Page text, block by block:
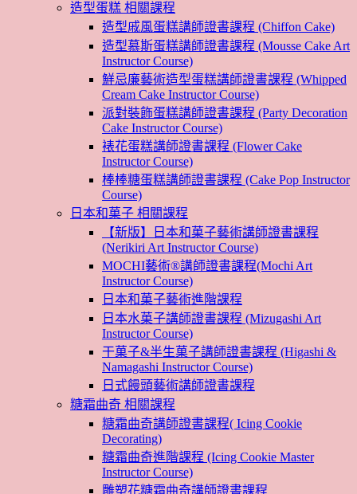
造型蛋糕 相關課程
造型戚風蛋糕講師證書課程 (Chiffon Cake)
造型慕斯蛋糕講師證書課程 (Mousse Cake Art
Instructor Course)
鮮忌廉藝術造型蛋糕講師證書課程 (Whipped
Cream Cake Instructor Course)
派對裝飾蛋糕講師證書課程 (Party Decoration
Cake Instructor Course)
裱花蛋糕講師證書課程 (Flower Cake
Instructor Course)
棒棒糖蛋糕講師證書課程 (Cake Pop Instructor
Course)
日本和菓子 相關課程
【新版】日本和菓子藝術講師證書課程
(Nerikiri Art Instructor Course)
MOCHI藝術®講師證書課程(Mochi Art
Instructor Course)
日本和菓子藝術進階課程
日本水菓子講師證書課程 (Mizugashi Art
Instructor Course)
干菓子&半生菓子講師證書課程 (Higashi &
Namagashi Instructor Course)
日式饅頭藝術講師證書課程
糖霜曲奇 相關課程
糖霜曲奇講師證書課程( Icing Cookie
Decorating)
糖霜曲奇進階課程 (Icing Cookie Master
Instructor Course)
雕塑花糖霜曲奇講師證書課程